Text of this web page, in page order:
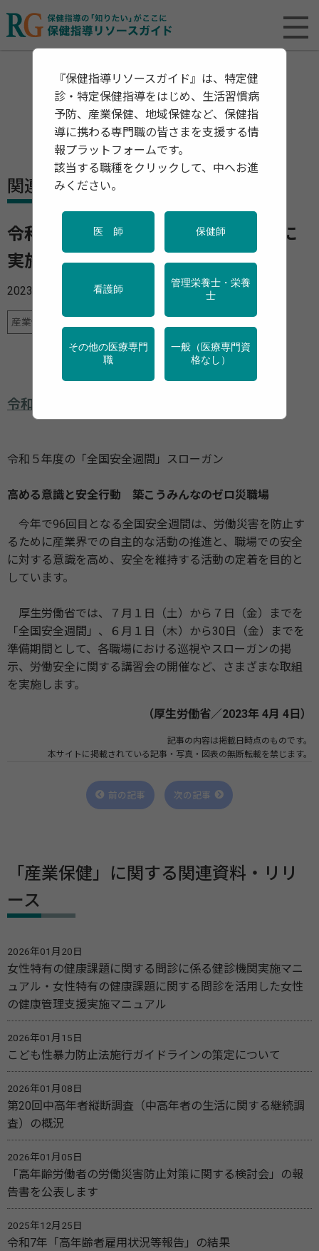
関連資料・リリース
令和５年度「全国安全週間」を７月に
実施
2023年04月05日
産業保健
令和５年度「全国安全週間」を７月に実施
令和５年度の「全国安全週間」スローガン
高める意識と安全行動 築こうみんなのゼロ災職場
今年で96回目となる全国安全週間は、労働災害を防止す
るために産業界での自主的な活動の推進と、職場での安全
に対する意識を高め、安全を維持する活動の定着を目的と
しています。
厚生労働省では、７月１日（土）から７日（金）までを
「全国安全週間」、６月１日（木）から30日（金）までを
準備期間として、各職場における巡視やスローガンの掲
示、労働安全に関する講習会の開催など、さまざまな取組
を実施します。
（厚生労働省／2023年 4月 4日）
記事の内容は掲載日時点のものです。
本サイトに掲載されている記事・写真・図表の無断転載を禁じます。
前の記事 次の記事
「産業保健」に関する関連資料・リリ
ース
2026年01月20日
女性特有の健康課題に関する問診に係る健診機関実施マニ
ュアル・女性特有の健康課題に関する問診を活用した女性
の健康管理支援実施マニュアル
2026年01月15日
こども性暴力防止法施行ガイドラインの策定について
2026年01月08日
第20回中高年者縦断調査（中高年者の生活に関する継続調
査）の概況
2026年01月05日
「高年齢労働者の労働災害防止対策に関する検討会」の報
告書を公表します
2025年12月25日
令和7年「高年齢者雇用状況等報告」の結果
『保健指導リソースガイド』は、特定健
診・特定保健指導をはじめ、生活習慣病
予防、産業保健、地域保健など、保健指
導に携わる専門職の皆さまを支援する情
報プラットフォームです。
該当する職種をクリックして、中へお進
みください。
医 師 保健師
看護師
管理栄養士・栄養
士
その他の医療専門
職
一般（医療専門資
格なし）